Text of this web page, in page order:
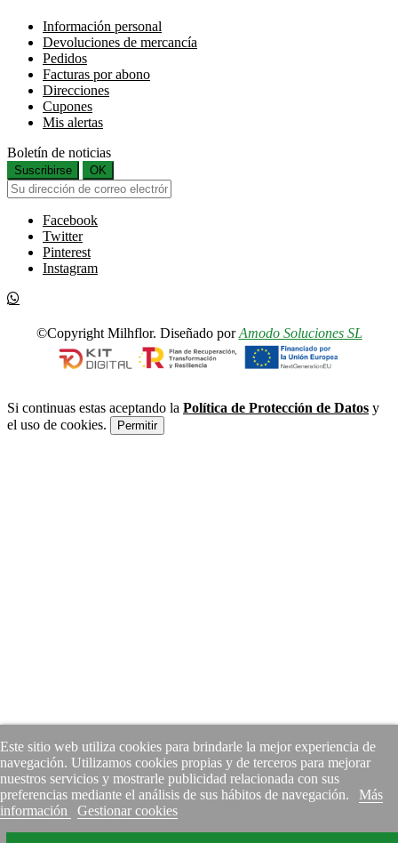
Este sitio web utiliza cookies para brindarle la mejor experiencia de
navegación. Utilizamos cookies propias y de terceros para mejorar
nuestros servicios y mostrarle publicidad relacionada con sus
preferencias mediante el análisis de sus hábitos de navegación.
Más
información
Gestionar cookies
Información personal
Devoluciones de mercancía
Pedidos
Facturas por abono
Direcciones
Cupones
Mis alertas
Boletín de noticias
Suscribirse OK
Facebook
Twitter
Pinterest
Instagram
©Copyright Milhflor. Diseñado porAmodo Soluciones SL
Si continuas estas aceptando la Política de Protección de Datos y
el uso de cookies.
Permitir